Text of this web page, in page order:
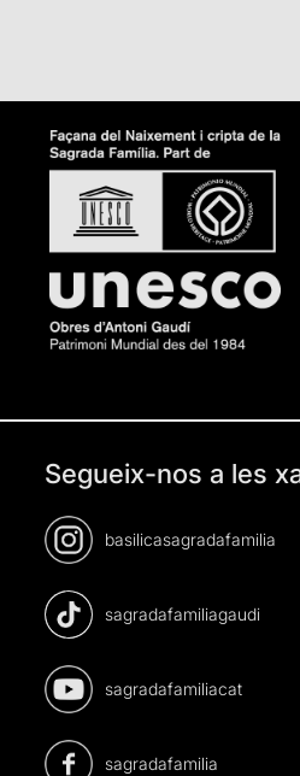
Segueix-nos a les
basilicasagradafamilia
sagradafamiliagaudi
sagradafamiliacat
sagradafamilia